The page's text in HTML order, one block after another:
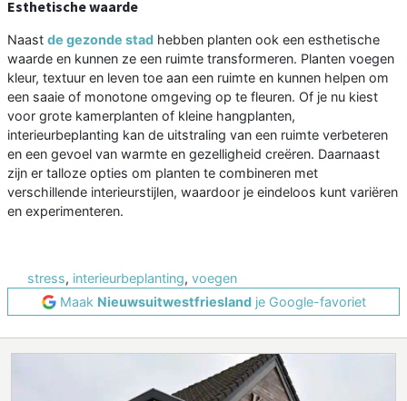
Esthetische waarde
Naast de gezonde stad hebben planten ook een esthetische
waarde en kunnen ze een ruimte transformeren. Planten voegen
kleur, textuur en leven toe aan een ruimte en kunnen helpen om
een saaie of monotone omgeving op te fleuren. Of je nu kiest
voor grote kamerplanten of kleine hangplanten,
interieurbeplanting kan de uitstraling van een ruimte verbeteren
en een gevoel van warmte en gezelligheid creëren. Daarnaast
zijn er talloze opties om planten te combineren met
verschillende interieurstijlen, waardoor je eindeloos kunt variëren
en experimenteren.
stress, interieurbeplanting, voegen
Maak Nieuwsuitwestfrieslandje Google-favoriet